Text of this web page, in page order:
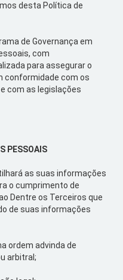
desta Política de
de Governança em
com
para assegurar o
conformidade com os
e com as legislações
PESSOAIS
as suas informações
o cumprimento de
Dentre os Terceiros que
de suas informações
ordem advinda de
arbitral;